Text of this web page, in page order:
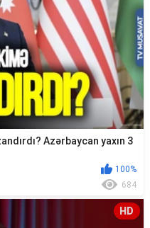
Azərbaycan yaxın 3
100%
684
HD